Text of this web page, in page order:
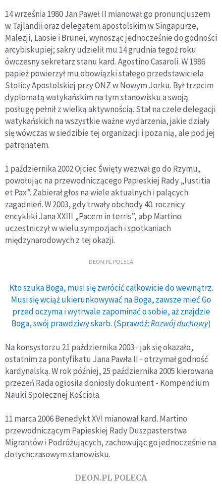
14 września 1980 Jan Paweł II mianował go pronuncjuszem
w Tajlandii oraz delegatem apostolskim w Singapurze,
Malezji, Laosie i Brunei, wynosząc jednocześnie do godności
arcybiskupiej; sakry udzielił mu 14 grudnia tegoż roku
ówczesny sekretarz stanu kard. Agostino Casaroli. W 1986
papież powierzył mu obowiązki stałego przedstawiciela
Stolicy Apostolskiej przy ONZ w Nowym Jorku. Był trzecim
dyplomatą watykańskim na tym stanowisku a swoją
posługę pełnił z wielką aktywnością. Stał na czele delegacji
watykańskich na wszystkie ważne wydarzenia, jakie działy
się wówczas w siedzibie tej organizacji i poza nią, ale pod jej
patronatem.
1 października 2002 Ojciec Święty wezwał go do Rzymu,
powołując na przewodniczącego Papieskiej Rady „Iustitia
et Pax”. Zabierał głos na wiele aktualnych i palących
zagadnień. W 2003, gdy trwały obchody 40. rocznicy
encykliki Jana XXIII „Pacem in terris”, abp Martino
uczestniczył w wielu sympozjach i spotkaniach
międzynarodowych z tej okazji.
DEON.PL POLECA
Kto szuka Boga, musi się zwrócić całkowicie do wewnątrz.
Musi się wciąż ukierunkowywać na Boga, zawsze mieć Go
przed oczyma i wytrwale zapominać o sobie, aż znajdzie
Boga, swój prawdziwy skarb. (Sprawdź:Rozwój duchowy)
Na konsystorzu 21 października 2003 - jak się okazało,
ostatnim za pontyfikatu Jana Pawła II - otrzymał godność
kardynalską. W rok później, 25 października 2005 kierowana
przezeń Rada ogłosiła doniosły dokument - Kompendium
Nauki Społecznej Kościoła.
11 marca 2006 Benedykt XVI mianował kard. Martino
przewodniczącym Papieskiej Rady Duszpasterstwa
Migrantów i Podróżujących, zachowując go jednocześnie na
dotychczasowym stanowisku.
DEON.PL POLECA